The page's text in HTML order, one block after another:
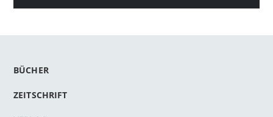
BÜCHER
ZEITSCHRIFT